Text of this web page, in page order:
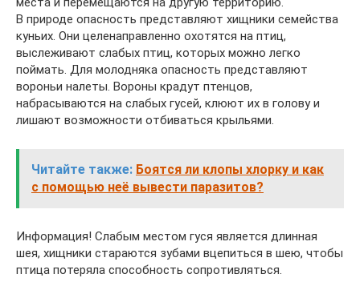
В природе опасность представляют хищники семейства
куньих. Они целенаправленно охотятся на птиц,
выслеживают слабых птиц, которых можно легко
поймать. Для молодняка опасность представляют
вороньи налеты. Вороны крадут птенцов,
набрасываются на слабых гусей, клюют их в голову и
лишают возможности отбиваться крыльями.
Читайте также: Боятся ли клопы хлорку и как
с помощью неё вывести паразитов?
Информация! Слабым местом гуся является длинная
шея, хищники стараются зубами вцепиться в шею, чтобы
птица потеряла способность сопротивляться.